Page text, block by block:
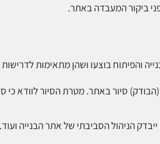
ביקור המעבדה באתר.
והפיתוח בוצעו ושהן מתאימות
סיור באתר. מטרת הסיור לוודא
הניהול הסביבתי של אתר הבנייה ועוד.